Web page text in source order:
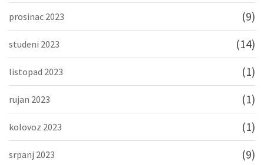
prosinac 2023 (9)
studeni 2023 (14)
listopad 2023 (1)
rujan 2023 (1)
kolovoz 2023 (1)
srpanj 2023 (9)